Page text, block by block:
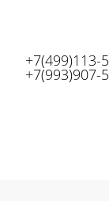
+7(499)113-
+7(993)907-